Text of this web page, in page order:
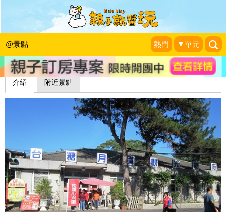
@景點 熱門 ▼單元
月眉觀光糖廠
藍子兄弟
介紹 附近景點